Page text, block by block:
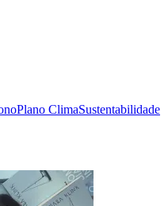
Plano ClimaSustentabilidade